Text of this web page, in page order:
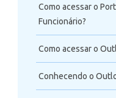
Como acessar o
Funcionário?
Como acessar o
Conhecendo o